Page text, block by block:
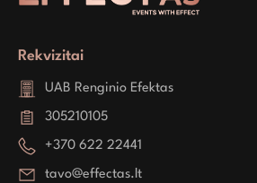
Rekvizitai
UAB Renginio Efektas
305210105
+370 622 22441
tavo@effectas.lt